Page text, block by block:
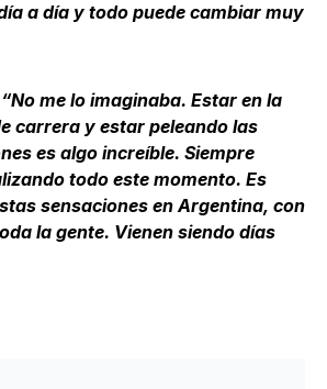
a día y todo puede cambiar muy
“No me lo imaginaba. Estar en la
carrera y estar peleando las
es algo increíble. Siempre
todo este momento. Es
sensaciones en Argentina, con
la gente. Vienen siendo días